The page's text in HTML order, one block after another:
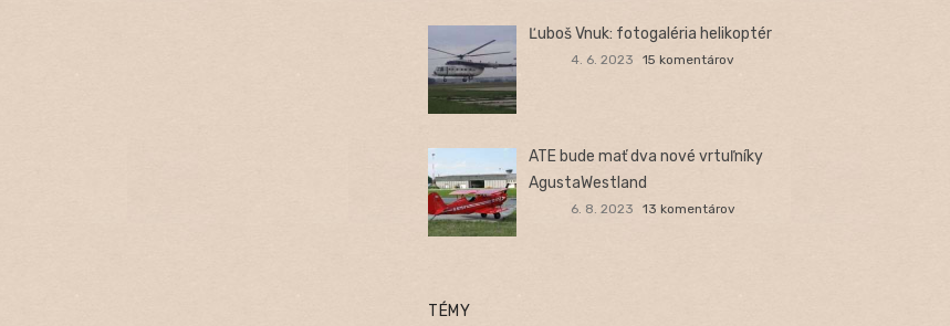
Ľuboš Vnuk: fotogaléria helikoptér
4. 6. 2023 15 komentárov
ATE bude mať dva nové vrtuľníky
AgustaWestland
6. 8. 2023 13 komentárov
TÉMY